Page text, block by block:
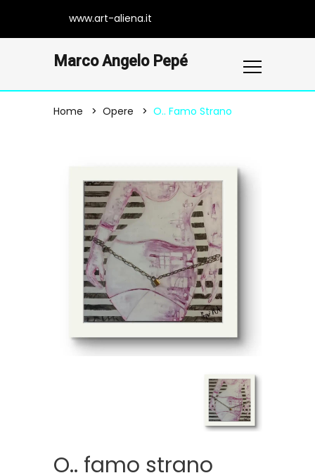
www.art-aliena.it
Marco Angelo Pepé
Home Opere O.. Famo Strano
O.. famo strano